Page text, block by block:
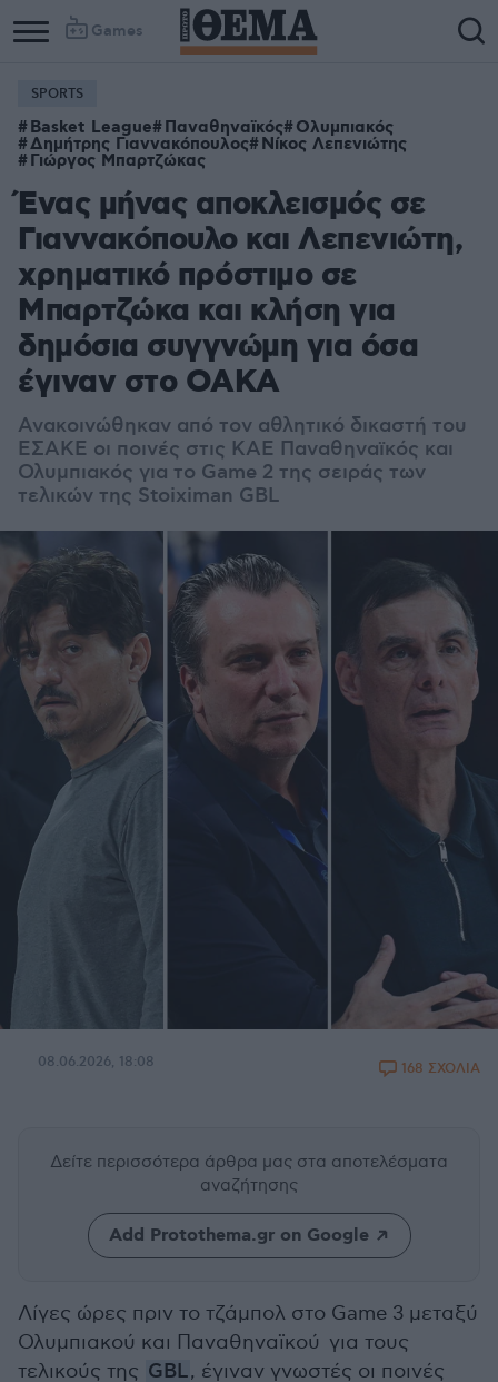
Games
SPORTS
Basket League Παναθηναϊκός Ολυμπιακός
Δημήτρης Γιαννακόπουλος Νίκος Λεπενιώτης
Γιώργος Μπαρτζώκας
Ένας μήνας αποκλεισμός σε
Γιαννακόπουλο και Λεπενιώτη,
χρηματικό πρόστιμο σε
Μπαρτζώκα και κλήση για
δημόσια συγγνώμη για όσα
έγιναν στο ΟΑΚΑ
Ανακοινώθηκαν από τον αθλητικό δικαστή του
ΕΣΑΚΕ οι ποινές στις ΚΑΕ Παναθηναϊκός και
Ολυμπιακός για το Game 2 της σειράς των
τελικών της Stoiximan GBL
08.06.2026, 18:08 168 ΣΧΟΛΙΑ
Δείτε περισσότερα άρθρα μας στα αποτελέσματα
αναζήτησης
Add Protothema.gr on Google
Λίγες ώρες πριν το τζάμπολ στο Game 3 μεταξύ
Ολυμπιακού και Παναθηναϊκού για τους
τελικούς της GBL, έγιναν γνωστές οι ποινές